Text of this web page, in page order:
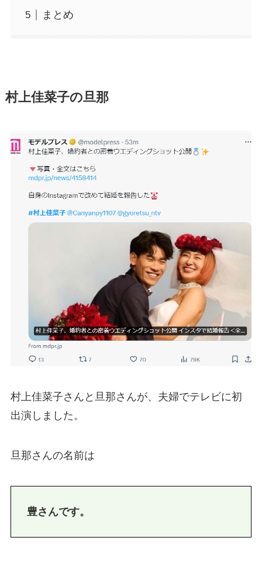
まとめ
村上佳菜子の旦那
村上佳菜子さんと旦那さんが、夫婦でテレビに初
出演しました。
旦那さんの名前は
豊さんです。